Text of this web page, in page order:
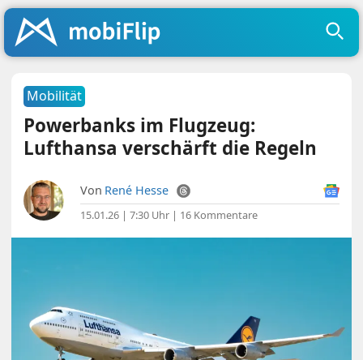
Mobilität
Powerbanks im Flugzeug:
Lufthansa verschärft die Regeln
Von René Hesse
15.01.26 | 7:30 Uhr | 16 Kommentare